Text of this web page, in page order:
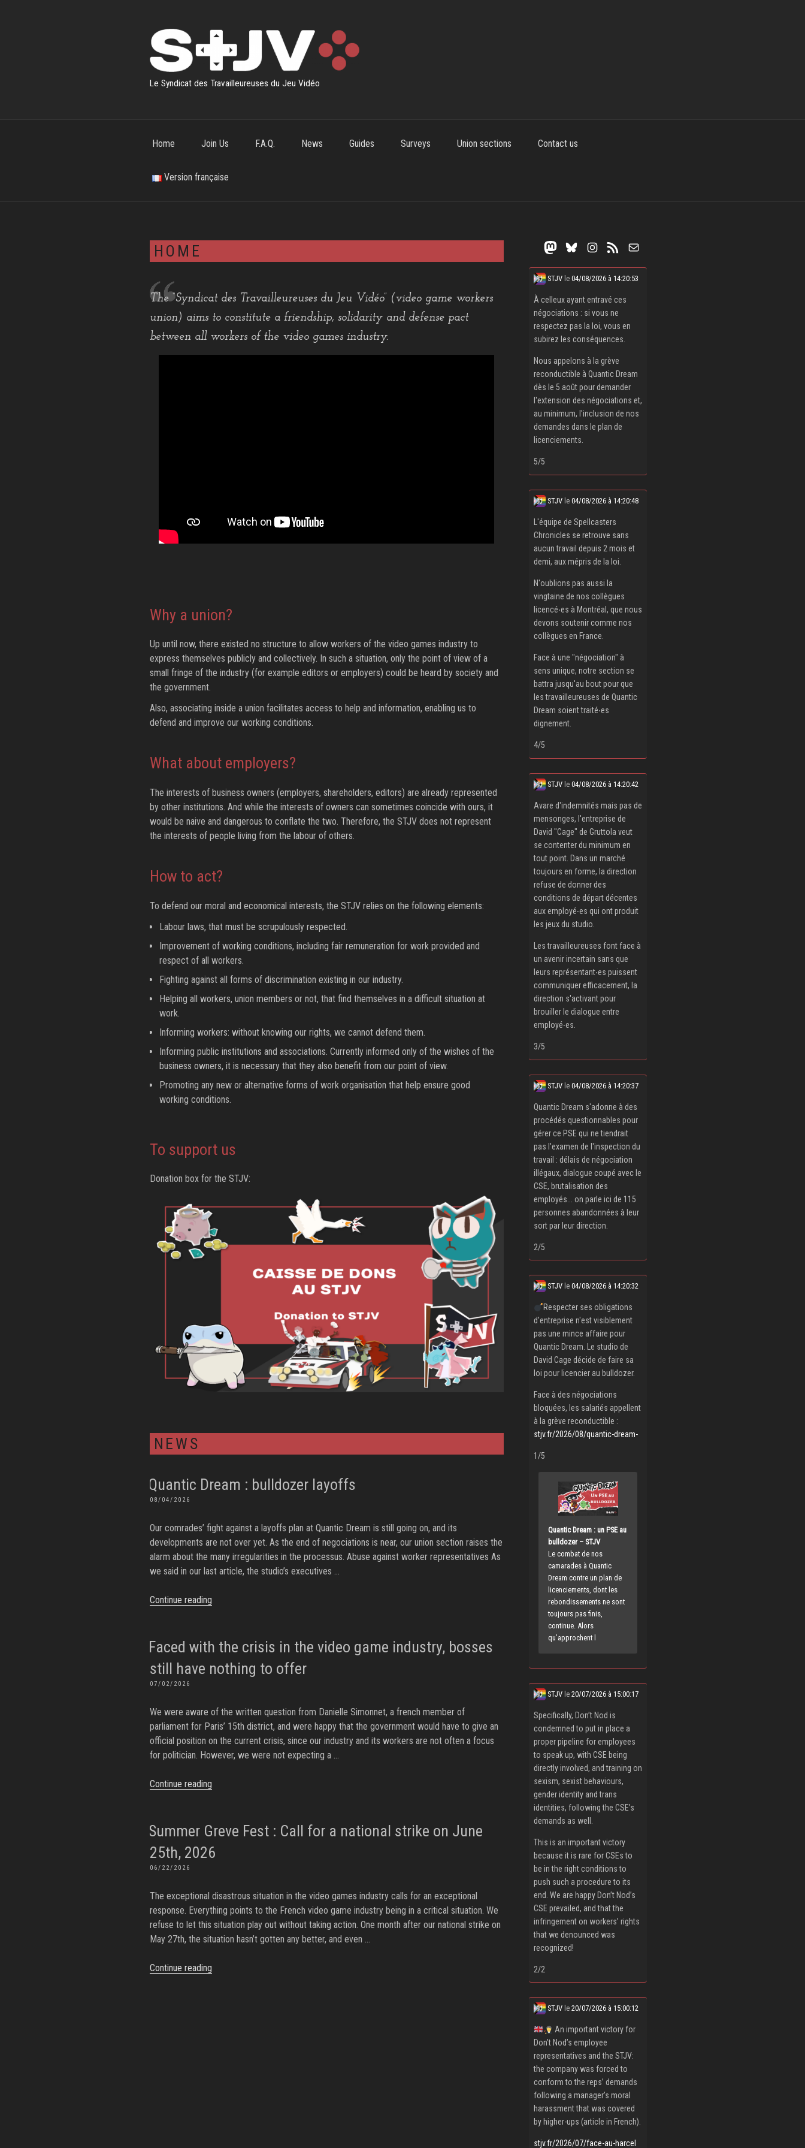
Le Syndicat des Travailleureuses du Jeu Vidéo
Home Join Us F.A.Q. News Guides Surveys Union sections Contact us
Version française
HOME
The “Syndicat des Travailleureuses du Jeu Vidéo” (video game workers
union) aims to constitute a friendship, solidarity and defense pact
between all workers of the video games industry.
Why a union?
Up until now, there existed no structure to allow workers of the video games industry to
express themselves publicly and collectively. In such a situation, only the point of view of a
small fringe of the industry (for example editors or employers) could be heard by society and
the government.
Also, associating inside a union facilitates access to help and information, enabling us to
defend and improve our working conditions.
What about employers?
The interests of business owners (employers, shareholders, editors) are already represented
by other institutions. And while the interests of owners can sometimes coincide with ours, it
would be naive and dangerous to conflate the two. Therefore, the STJV does not represent
the interests of people living from the labour of others.
How to act?
To defend our moral and economical interests, the STJV relies on the following elements:
Labour laws, that must be scrupulously respected.
Improvement of working conditions, including fair remuneration for work provided and
respect of all workers.
Fighting against all forms of discrimination existing in our industry.
Helping all workers, union members or not, that find themselves in a difficult situation at
work.
Informing workers: without knowing our rights, we cannot defend them.
Informing public institutions and associations. Currently informed only of the wishes of the
business owners, it is necessary that they also benefit from our point of view.
Promoting any new or alternative forms of work organisation that help ensure good
working conditions.
To support us
Donation box for the STJV:
NEWS
Quantic Dream : bulldozer layoffs
POSTED
08/04/2026
Our comrades’ fight against a layoffs plan at Quantic Dream is still going on, and its
developments are not over yet. As the end of negociations is near, our union section raises the
alarm about the many irregularities in the processus. Abuse against worker representatives As
we said in our last article, the studio’s executives …
Continue reading“Quantic
bulldozer
Faced with the crisis in the video game industry, bosses
still have nothing to offer
POSTED
07/02/2026
We were aware of the written question from Danielle Simonnet, a french member of
parliament for Paris’ 15th district, and were happy that the government would have to give an
official position on the current crisis, since our industry and its workers are not often a focus
for politician. However, we were not expecting a …
Continue reading“Faced
crisis
the
industry,
bosses
still
have
to
Summer Greve Fest : Call for a national strike on June
25th, 2026
POSTED
06/22/2026
The exceptional disastrous situation in the video games industry calls for an exceptional
response. Everything points to the French video game industry being in a critical situation. We
refuse to let this situation play out without taking action. One month after our national strike on
May 27th, the situation hasn’t gotten any better, and even …
Continue reading“Summer
Mastodon Bluesky Instagram RSS Feed Mail
STJV le04/08/2026 à 14:20:53
À celleux ayant entravé ces
négociations : si vous ne
respectez pas la loi, vous en
subirez les conséquences.
Nous appelons à la grève
reconductible à Quantic Dream
dès le 5 août pour demander
l'extension des négociations et,
au minimum, l'inclusion de nos
demandes dans le plan de
licenciements.
5/5
STJV le04/08/2026 à 14:20:48
L'équipe de Spellcasters
Chronicles se retrouve sans
aucun travail depuis 2 mois et
demi, aux mépris de la loi.
N'oublions pas aussi la
vingtaine de nos collègues
licencé‧es à Montréal, que nous
devons soutenir comme nos
collègues en France.
Face à une "négociation" à
sens unique, notre section se
battra jusqu'au bout pour que
les travailleureuses de Quantic
Dream soient traité‧es
dignement.
4/5
STJV le04/08/2026 à 14:20:42
Avare d'indemnités mais pas de
mensonges, l'entreprise de
David "Cage" de Gruttola veut
se contenter du minimum en
tout point. Dans un marché
toujours en forme, la direction
refuse de donner des
conditions de départ décentes
aux employé‧es qui ont produit
les jeux du studio.
Les travailleureuses font face à
un avenir incertain sans que
leurs représentant‧es puissent
communiquer efficacement, la
direction s'activant pour
brouiller le dialogue entre
employé‧es.
3/5
STJV le04/08/2026 à 14:20:37
Quantic Dream s'adonne à des
procédés questionnables pour
gérer ce PSE qui ne tiendrait
pas l'examen de l'inspection du
travail : délais de négociation
illégaux, dialogue coupé avec le
CSE, brutalisation des
employés... on parle ici de 115
personnes abandonnées à leur
sort par leur direction.
2/5
STJV le04/08/2026 à 14:20:32
Respecter ses obligations
d'entreprise n'est visiblement
pas une mince affaire pour
Quantic Dream. Le studio de
David Cage décide de faire sa
loi pour licencier au bulldozer.
Face à des négociations
bloquées, les salariés appellent
à la grève reconductible :
stjv.fr/2026/08/quantic-dream-
1/5
Quantic Dream : un PSE au
bulldozer – STJV
Le combat de nos
camarades à Quantic
Dream contre un plan de
licenciements, dont les
rebondissements ne sont
toujours pas finis,
continue. Alors
qu’approchent l
STJV le20/07/2026 à 15:00:17
Specifically, Don’t Nod is
condemned to put in place a
proper pipeline for employees
to speak up, with CSE being
directly involved, and training on
sexism, sexist behaviours,
gender identity and trans
identities, following the CSE’s
demands as well.
This is an important victory
because it is rare for CSEs to
be in the right conditions to
push such a procedure to its
end. We are happy Don’t Nod’s
CSE prevailed, and that the
infringement on workers’ rights
that we denounced was
recognized!
2/2
STJV le20/07/2026 à 15:00:12
An important victory for
Don’t Nod’s employee
representatives and the STJV:
the company was forced to
conform to the reps’ demands
following a manager’s moral
harassment that was covered
by higher-ups (article in French).
stjv.fr/2026/07/face-au-harcel